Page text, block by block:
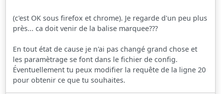
(c'est OK sous firefox et chrome). Je regarde d'un peu plus
près... ca doit venir de la balise marquee???
En tout état de cause je n'ai pas changé grand chose et
les paramètrage se font dans le fichier de config.
Éventuellement tu peux modifier la requête de la ligne 20
pour obtenir ce que tu souhaites.